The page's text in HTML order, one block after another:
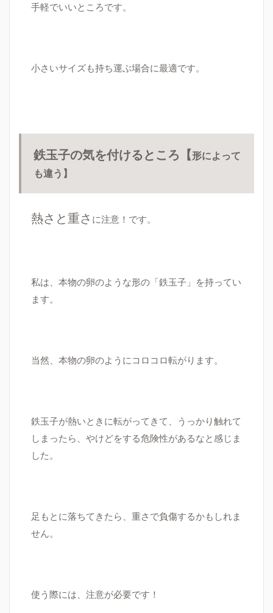
手軽でいいところです。
小さいサイズも持ち運ぶ場合に最適です。
鉄玉子の気を付けるところ【形によって
も違う】
熱さと重さ に注意！です。
私は、本物の卵のような形の「鉄玉子」を持ってい
ます。
当然、本物の卵のようにコロコロ転がります。
鉄玉子が熱いときに転がってきて、うっかり触れて
しまったら、やけどをする危険性があるなと感じま
した。
足もとに落ちてきたら、重さで負傷するかもしれま
せん。
使う際には、注意が必要です！